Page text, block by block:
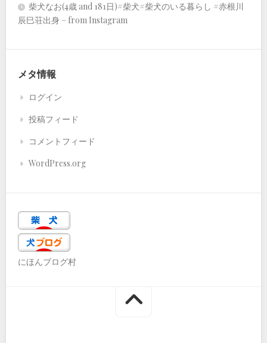
柴犬なお(4歳 and 181日)#柴犬#柴犬のいる暮らし #赤根川
辰巳荘出身 – from Instagram
メタ情報
ログイン
投稿フィード
コメントフィード
WordPress.org
にほんブログ村